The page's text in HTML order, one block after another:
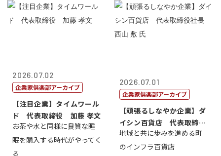
2026.07.02
企業家倶楽部アーカイブ
【注目企業】タイムワール
ド 代表取締役 加藤 孝文
お茶や水と同様に良質な睡
眠を購入する時代がやってく
る
2026.07.01
企業家倶楽部アーカイブ
【頑張るしなやか企業】ダ
イシン百貨店 代表取締役
社長 西山 ...
地域と共に歩みを進める町
のインフラ百貨店